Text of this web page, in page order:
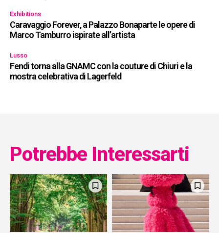
Exhibitions
Caravaggio Forever, a Palazzo Bonaparte le opere di
Marco Tamburro ispirate all’artista
Lusso
Fendi torna alla GNAMC con la couture di Chiuri e la
mostra celebrativa di Lagerfeld
Potrebbe Interessarti